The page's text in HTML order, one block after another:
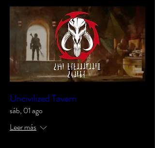
Uncivilized Tavern
sáb, 01 ago
Leer más